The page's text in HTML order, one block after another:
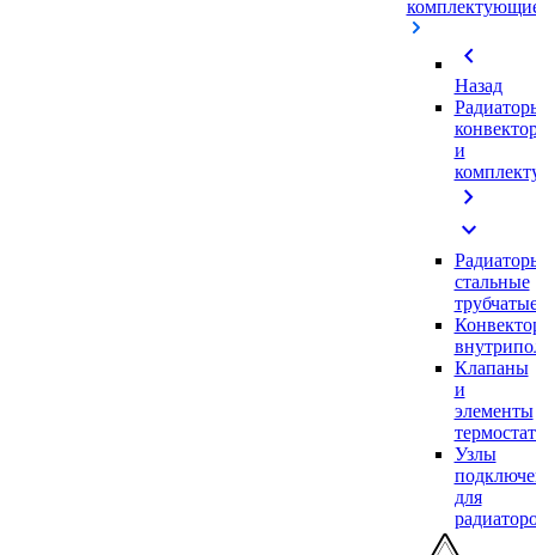
chevron_left
Назад
и
chevron_right
expand_more
стальные
Клапаны
и
элементы
Узлы
для